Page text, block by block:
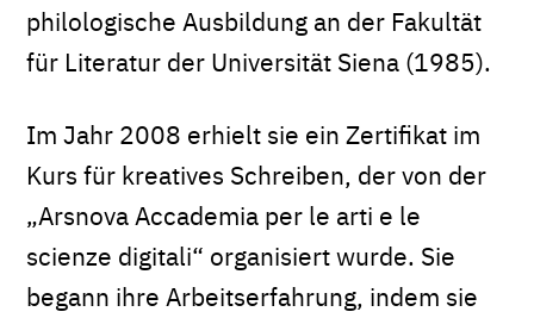
philologische Ausbildung an der Fakultät
für Literatur der Universität Siena (1985).
Im Jahr 2008 erhielt sie ein Zertifikat im
Kurs für kreatives Schreiben, der von der
„Arsnova Accademia per le arti e le
scienze digitali“ organisiert wurde. Sie
begann ihre Arbeitserfahrung, indem sie